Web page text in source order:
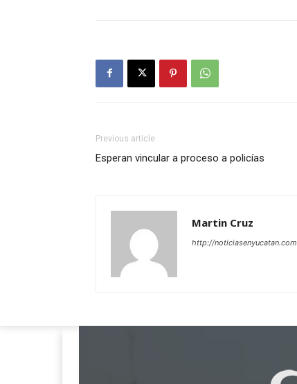
Previous article
Esperan vincular a proceso a policías
Martin Cruz
http://noticiasenyucatan.com